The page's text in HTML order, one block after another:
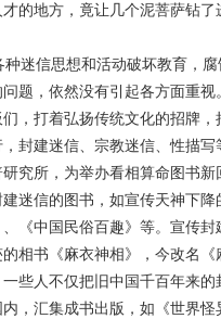
的地方，竟让几个泥菩萨钻
迷信思想和活动破坏教育，
题，依然没有引起各方面重
，打着弘扬传统文化的招牌
封建迷信、宗教迷信、性描
究所，为举办看相算命图书
迷信的图书，如宣传天神下
《中国民俗百趣》等。宣传
相书《麻衣神相》，今改名
些人不仅把旧中国千百年来
，汇集成书出版，如《世界